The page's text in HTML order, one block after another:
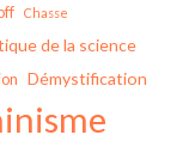
Chasse
de la science
Démystification